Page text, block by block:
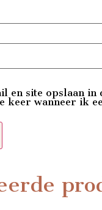
en site opslaan in
keer wanneer ik